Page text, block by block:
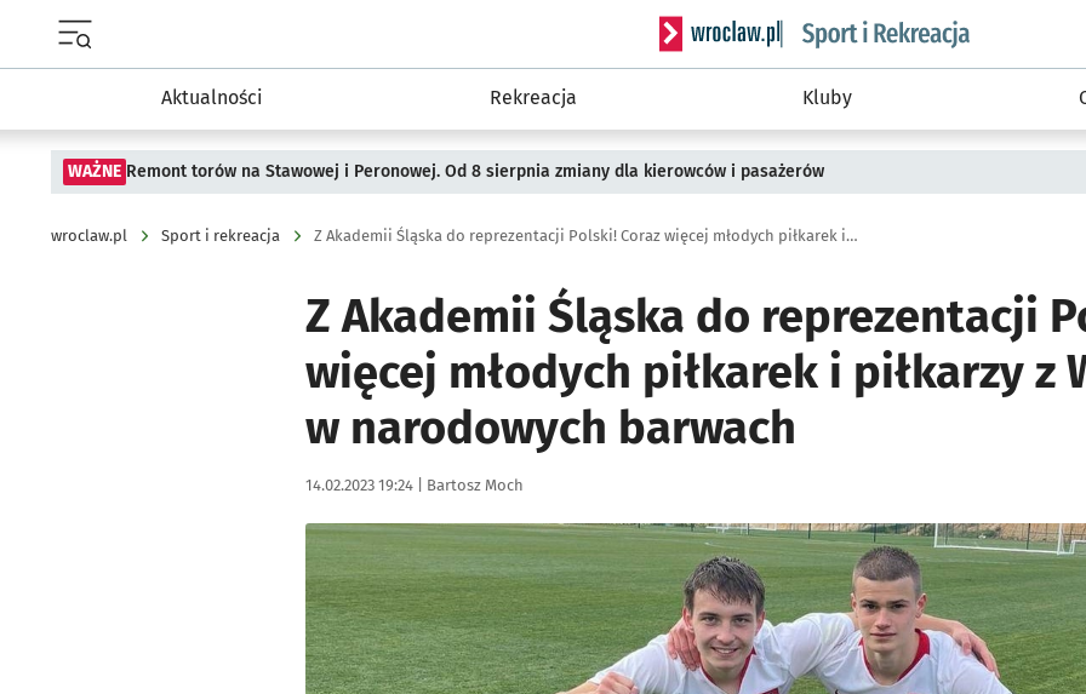
Serwis informacyjny wroclaw.pl podserwis: Sport
Aktualności Rekreacja Kluby
WAŻNE Remont torów na Stawowej i Peronowej. Od 8 sierpnia zmiany dla kierowców i pasażerów
wroclaw.pl Sport i rekreacja Z Akademii Śląska do reprezentacji Polski! Coraz więcej młodych piłkarek i piłkarzy z Wrocławia w narodowych barwach
Z Akademii Śląska do reprezentacji
więcej młodych piłkarek i piłkarzy z
w narodowych barwach
Data publikacji:
14.02.2023 19:24 | Autor:
Bartosz Moch
Kliknij, aby zobaczyć galerię